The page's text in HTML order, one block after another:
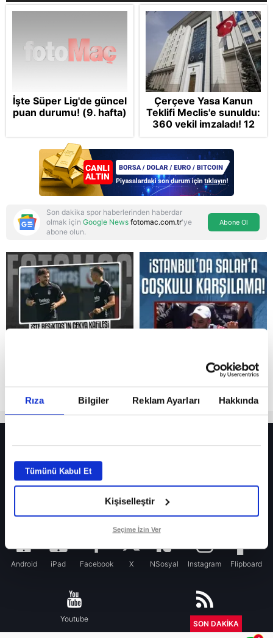
Rıza Bilgiler Reklam Ayarları Hakkında
Tümünü Kabul Et
Kişiselleştir
Seçime İzin Ver
Reddet
İşte Süper Lig'de güncel
puan durumu! (9. hafta)
Çerçeve Yasa Kanun
Teklifi Meclis'e sunuldu:
360 vekil imzaladı! 12
maddede tüm detaylar
Takvim'de: Silah
bırakmada tespit ve
teyit MGK'da
Son dakika spor haberlerinden haberdar
olmak için Google News fotomac.com.tr'ye
abone olun.
Abone Ol
Fenerbahçe’de sürpriz ayrılık ihtimali! Devre arasında gelmişti
Fenerbahçe’nin yeni transferi Mason Greenwood için olay sözler!
Galatasaray’da rota yeniden Thiago Almada!
Android iPad Facebook X NSosyal Instagram Flipboard
Youtube RSS
SON DAKİKA